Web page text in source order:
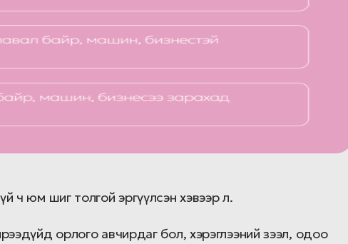
ч юм шиг толгой эргүүлсэн хэвээр л.
орлого авчирдаг бол, хэрэглээний зээл, одоо